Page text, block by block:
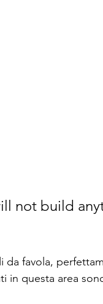
not build
da favola,
in questa area